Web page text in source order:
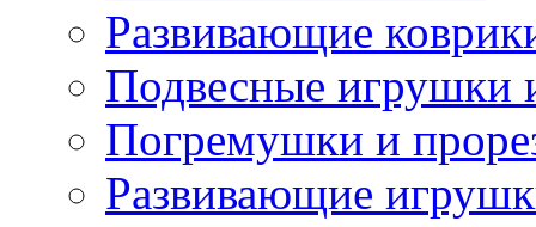
Развивающие
Подвесные игрушки
Погремушки и
Развивающие